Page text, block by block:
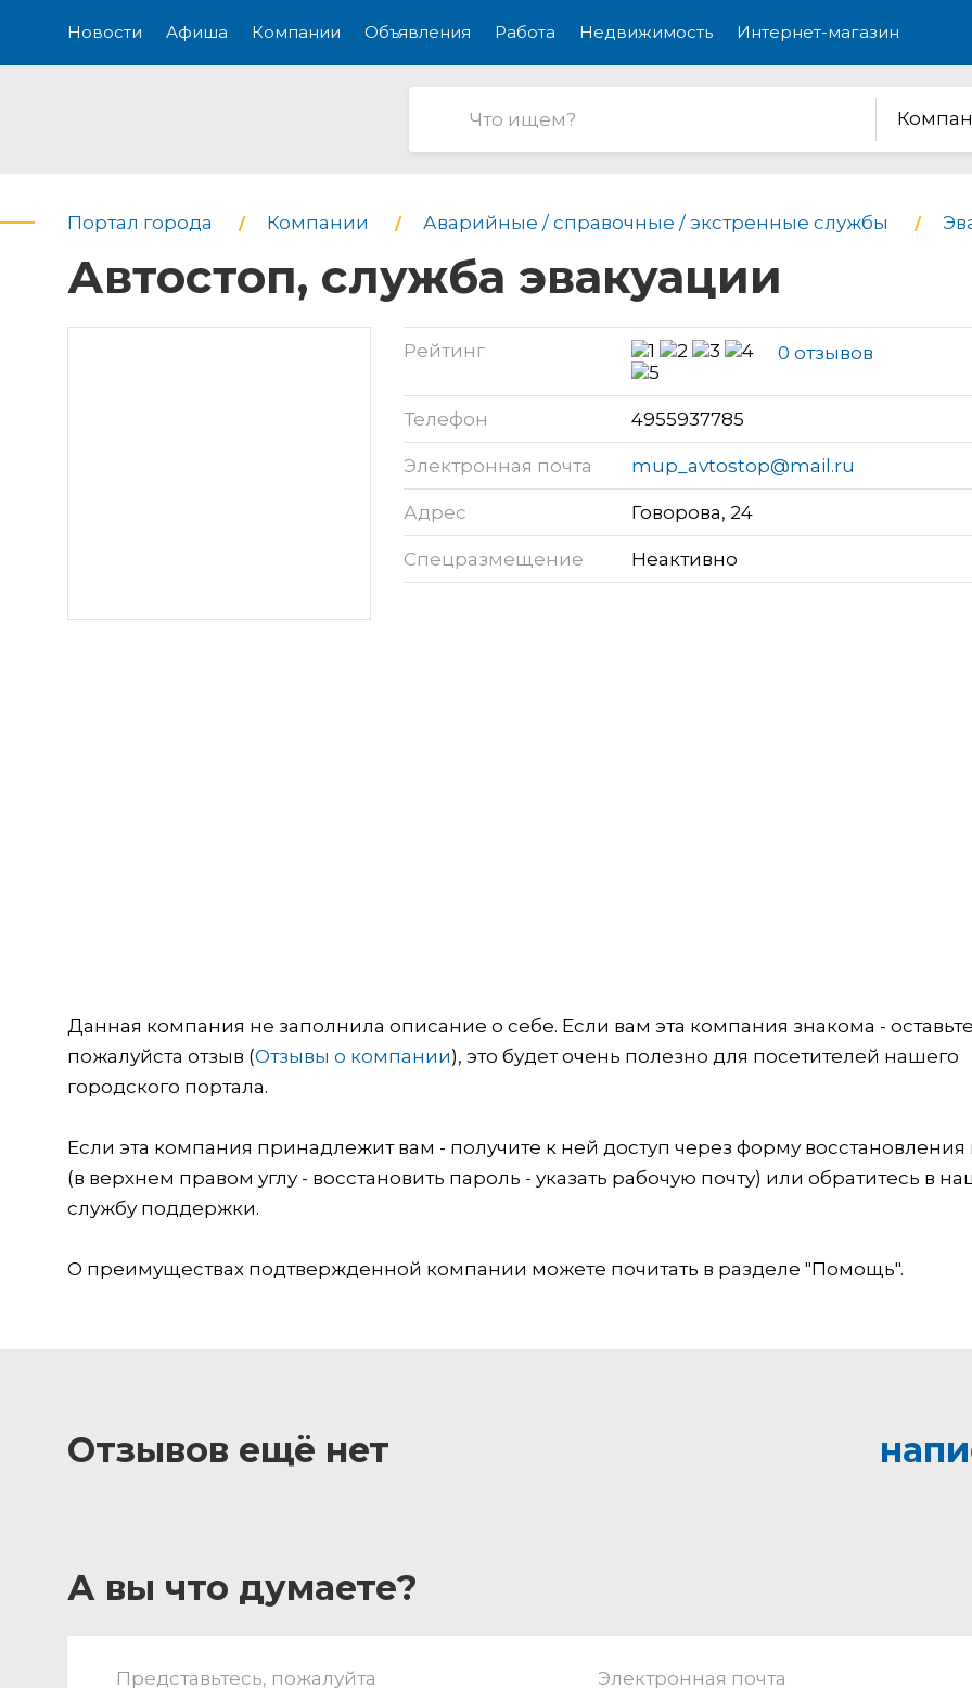
Новости Афиша Компании Объявления Работа Недвижимость Интернет-магазин
Портал города Компании Аварийные / справочные / экстренные службы
Автостоп, служба эвакуации
Рейтинг 0 отзывов
Телефон 4955937785
Электронная почта mup_avtostop@mail.ru
Адрес Говорова, 24
Спецразмещение Неактивно
Данная компания не заполнила описание о себе. Если вам эта компания знакома -
пожалуйста отзыв (Отзывы о компании), это будет очень полезно для посетителей нашего
городского портала.
Если эта компания принадлежит вам - получите к ней доступ через форму восстановления
(в верхнем правом углу - восстановить пароль - указать рабочую почту) или обратитесь в
службу поддержки.
О преимуществах подтвержденной компании можете почитать в разделе "Помощь".
Отзывов ещё нет
А вы что думаете?